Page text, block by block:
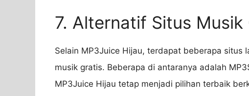
7. Alternatif Situs Musik
Selain MP3Juice Hijau, terdapat beberapa situs
musik gratis. Beberapa di antaranya adalah
MP3Juice Hijau tetap menjadi pilihan terbaik